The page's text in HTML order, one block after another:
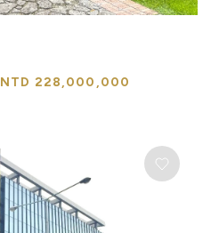
NTD 228,000,000